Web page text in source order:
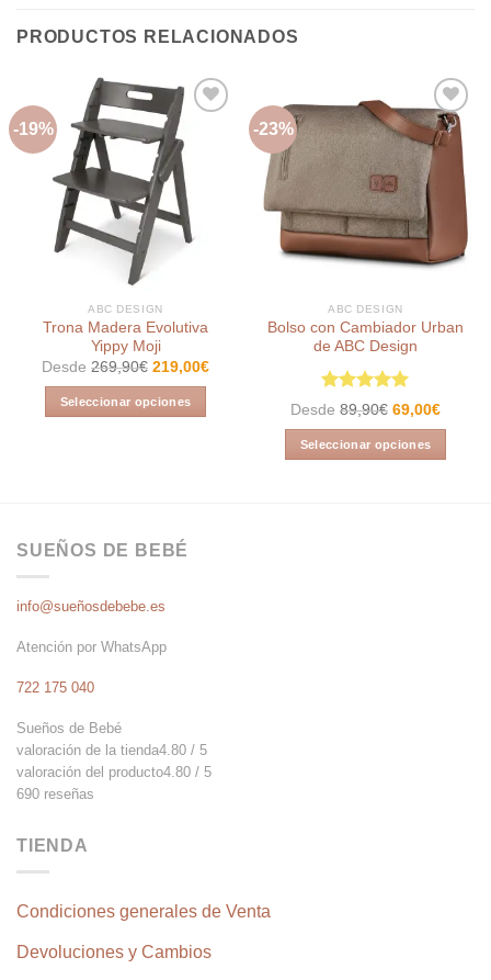
PRODUCTOS RELACIONADOS
-19%
Añadir
lista de
deseos
ABC DESIGN
Trona Madera Evolutiva
Yippy Moji
Desde 269,90€ 219,00€
Seleccionar opciones
Las
pueden
en
producto
-23%
Añadir
lista de
deseos
ABC DESIGN
Bolso con Cambiador Urban
de ABC Design
Valorado en
de 5
Desde 89,90€ 69,00€
Seleccionar opciones
SUEÑOS DE BEBÉ
info@sueñosdebebe.es
Atención por WhatsApp
722 175 040
Sueños de Bebé
valoración de la tienda4.80 / 5
valoración del producto4.80 / 5
690 reseñas
TIENDA
Condiciones generales de Venta
Devoluciones y Cambios